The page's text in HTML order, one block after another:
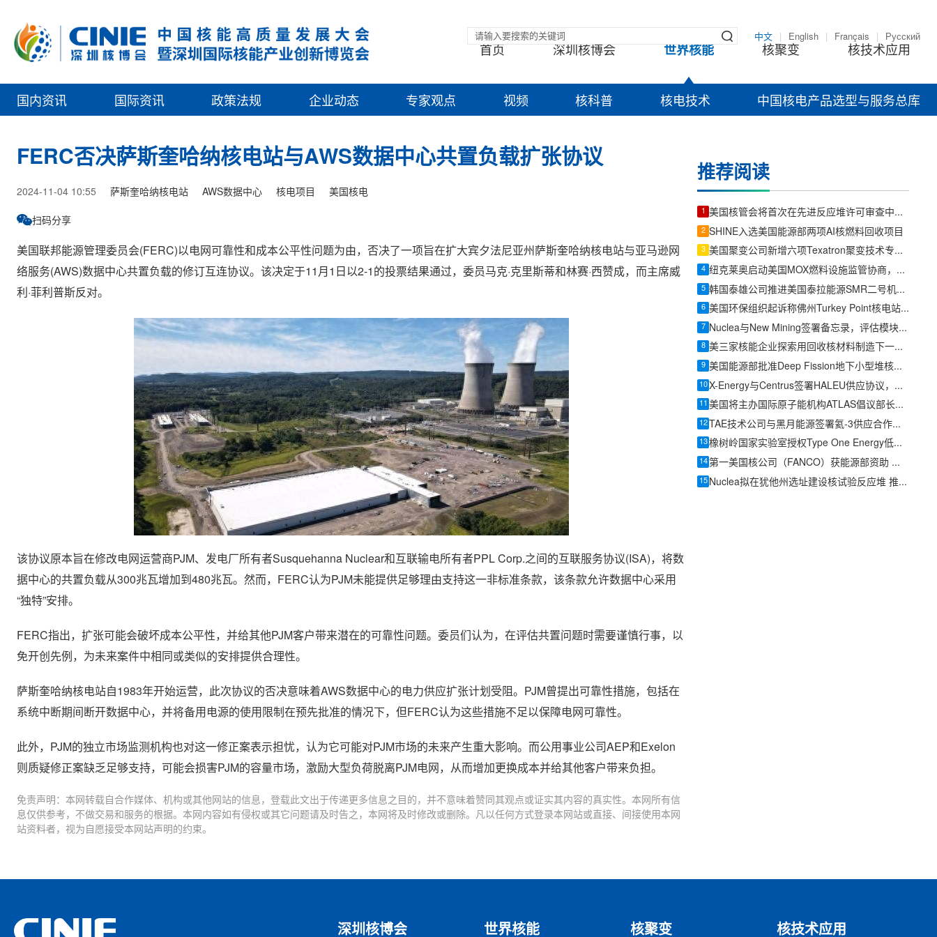
中文 English Français Русский
首页 深圳核博会 世界核能 核聚变 核技术应用
国内资讯 国际资讯 政策法规 企业动态 专家观点 视频 核科普 核电技术 中国核电产品选型与服务总库
FERC否决萨斯奎哈纳核电站与AWS数据中心共置负载扩张协议
2024-11-04 10:55 萨斯奎哈纳核电站 AWS数据中心 核电项目 美国核电
扫码分享
美国联邦能源管理委员会(FERC)以电网可靠性和成本公平性问题为由，否决了一项旨在扩大宾夕法尼亚州萨斯奎哈纳核电站与亚马逊网
络服务(AWS)数据中心共置负载的修订互连协议。该决定于11月1日以2-1的投票结果通过，委员马克·克里斯蒂和林赛·西赞成，而主席威
利·菲利普斯反对。
该协议原本旨在修改电网运营商PJM、发电厂所有者Susquehanna Nuclear和互联输电所有者PPL Corp.之间的互联服务协议(ISA)，将数
据中心的共置负载从300兆瓦增加到480兆瓦。然而，FERC认为PJM未能提供足够理由支持这一非标准条款，该条款允许数据中心采用
“独特”安排。
FERC指出，扩张可能会破坏成本公平性，并给其他PJM客户带来潜在的可靠性问题。委员们认为，在评估共置问题时需要谨慎行事，以
免开创先例，为未来案件中相同或类似的安排提供合理性。
萨斯奎哈纳核电站自1983年开始运营，此次协议的否决意味着AWS数据中心的电力供应扩张计划受阻。PJM曾提出可靠性措施，包括在
系统中断期间断开数据中心，并将备用电源的使用限制在预先批准的情况下，但FERC认为这些措施不足以保障电网可靠性。
此外，PJM的独立市场监测机构也对这一修正案表示担忧，认为它可能对PJM市场的未来产生重大影响。而公用事业公司AEP和Exelon
则质疑修正案缺乏足够支持，可能会损害PJM的容量市场，激励大型负荷脱离PJM电网，从而增加更换成本并给其他客户带来负担。
免责声明：本网转载自合作媒体、机构或其他网站的信息，登载此文出于传递更多信息之目的，并不意味着赞同其观点或证实其内容的真实性。本网所有信
息仅供参考，不做交易和服务的根据。本网内容如有侵权或其它问题请及时告之，本网将及时修改或删除。凡以任何方式登录本网站或直接、间接使用本网
站资料者，视为自愿接受本网站声明的约束。
推荐阅读
1 美国核管会将首次在先进反应堆许可审查中采用现代化听证程序
2 SHINE入选美国能源部两项AI核燃料回收项目
3 美国聚变公司新增六项Texatron聚变技术专利申请
4 纽克莱奥启动美国MOX燃料设施监管协商，先进堆燃料供应链建设提速
5 韩国泰雄公司推进美国泰拉能源SMR二号机组订单，发力核电与燃机锻件新赛道
6 美国环保组织起诉称佛州Turkey Point核电站续照需补充环境审查
7 Nuclea与New Mining签署备忘录，评估模块化反应堆为数据中心供电
8 美三家核能企业探索用回收核材料制造下一代反应堆燃料
9 美国能源部批准Deep Fission地下小型堆核安全设计协议
10 X-Energy与Centrus签署HALEU供应协议，美国先进核燃料供应链提速
11 美国将主办国际原子能机构ATLAS倡议部长级启动仪式
12 TAE技术公司与黑月能源签署氦-3供应合作协议
13 橡树岭国家实验室授权Type One Energy低温燃料丸技术
14 第一美国核公司（FANCO）获能源部资助 加速新型核反应堆研发
15 Nuclea拟在犹他州选址建设核试验反应堆 推进Morpheus微型反应堆部署
深圳核博会 世界核能 核聚变 核技术应用